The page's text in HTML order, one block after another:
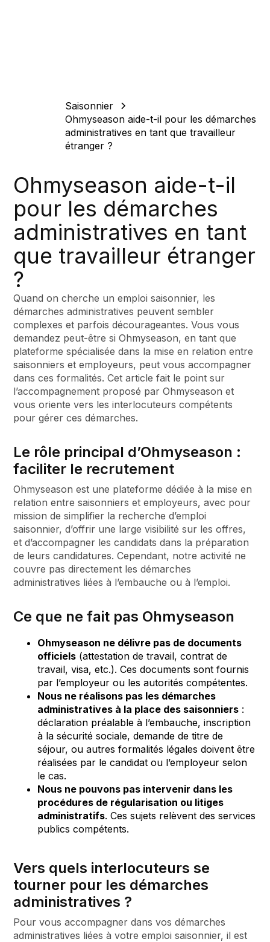
Saisonnier
Ohmyseason aide-t-il pour les démarches
administratives en tant que travailleur
étranger ?
Ohmyseason aide-t-il
pour les démarches
administratives en tant
que travailleur étranger
?
Quand on cherche un emploi saisonnier, les
démarches administratives peuvent sembler
complexes et parfois décourageantes. Vous vous
demandez peut-être si Ohmyseason, en tant que
plateforme spécialisée dans la mise en relation entre
saisonniers et employeurs, peut vous accompagner
dans ces formalités. Cet article fait le point sur
l’accompagnement proposé par Ohmyseason et
vous oriente vers les interlocuteurs compétents
pour gérer ces démarches.
Le rôle principal d’Ohmyseason :
faciliter le recrutement
Ohmyseason est une plateforme dédiée à la mise en
relation entre saisonniers et employeurs, avec pour
mission de simplifier la recherche d’emploi
saisonnier, d’offrir une large visibilité sur les offres,
et d’accompagner les candidats dans la préparation
de leurs candidatures. Cependant, notre activité ne
couvre pas directement les démarches
administratives liées à l’embauche ou à l’emploi.
Ce que ne fait pas Ohmyseason
Ohmyseason ne délivre pas de documents
officiels (attestation de travail, contrat de
travail, visa, etc.). Ces documents sont fournis
par l’employeur ou les autorités compétentes.
Nous ne réalisons pas les démarches
administratives à la place des saisonniers :
déclaration préalable à l’embauche, inscription
à la sécurité sociale, demande de titre de
séjour, ou autres formalités légales doivent être
réalisées par le candidat ou l’employeur selon
le cas.
Nous ne pouvons pas intervenir dans les
procédures de régularisation ou litiges
administratifs. Ces sujets relèvent des services
publics compétents.
Vers quels interlocuteurs se
tourner pour les démarches
administratives ?
Pour vous accompagner dans vos démarches
administratives liées à votre emploi saisonnier, il est